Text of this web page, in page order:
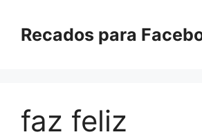
paraRecados para
faz feliz